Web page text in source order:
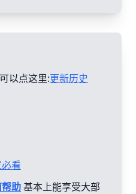
以点这里:更新历史
看
助基本上能享受大部